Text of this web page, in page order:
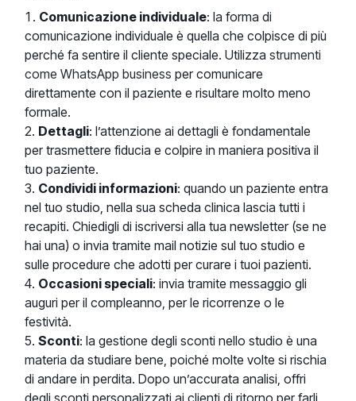
Comunicazione individuale: la forma di
comunicazione individuale è quella che colpisce di più
perché fa sentire il cliente speciale. Utilizzastrumenti
come WhatsApp business per comunicare
direttamente con il paziente e risultare molto meno
formale.
Dettagli: l’attenzione ai dettagli è fondamentale
per trasmettere fiducia e colpire in maniera positiva il
tuo paziente.
Condividi informazioni: quando un paziente entra
nel tuo studio, nella sua scheda clinica lascia tutti i
recapiti. Chiedigli di iscriversi alla tua newsletter (se ne
hai una) o invia tramite mail notizie sul tuo studio e
sulle procedure che adotti per curare i tuoi pazienti.
Occasioni speciali: invia tramite messaggio gli
auguri per il compleanno, per le ricorrenze o le
festività.
Sconti: la gestione degli sconti nello studio è una
materia da studiare bene, poiché molte volte si rischia
di andare in perdita. Dopo un’accurata analisi, offri